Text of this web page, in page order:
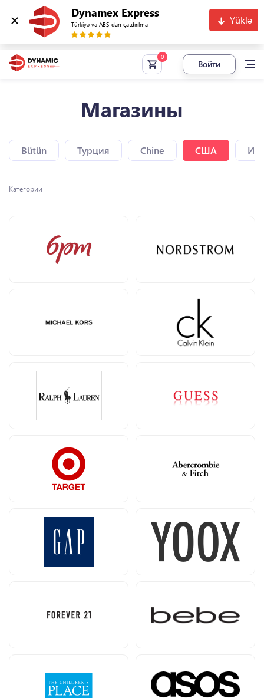
Dynamex Express
Türkiyə və ABŞ-dan çatdırılma Yüklə
Войти
Магазины
Bütün Турция Chine США
Категории